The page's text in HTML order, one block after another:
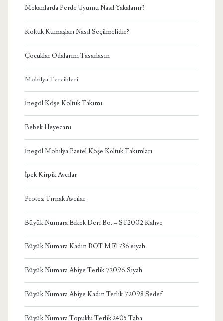
Mekanlarda Perde Uyumu Nasıl Yakalanır?
Koltuk Kumaşları Nasıl Seçilmelidir?
Çocuklar Odalarını Tasarlasın
Mobilya Tercihleri
İnegöl Köşe Koltuk Takımı
Bebek Heyecanı
İnegöl Mobilya Pastel Köşe Koltuk Takımları
İpek Kirpik Avcılar
Protez Tırnak Avcılar
Büyük Numara Erkek Deri Bot – ST2002 Kahve
Büyük Numara Kadın BOT M.F1736 siyah
Büyük Numara Abiye Terlik 72096 Siyah
Büyük Numara Abiye Kadın Terlik 72098 Sedef
Büyük Numara Topuklu Terlik 2405 Taba